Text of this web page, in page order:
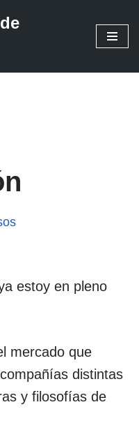
estoy en pleno
mercado que
distintas
y filosofías de